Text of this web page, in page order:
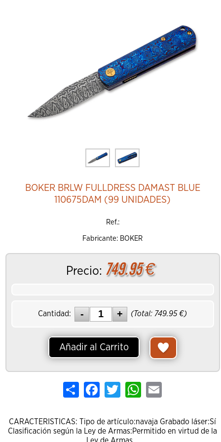
BOKER BRLW FULLDRESS DAMAST BLUE
110675DAM (99 UNIDADES)
Ref.:
Fabricante: BOKER
Precio: 749.95€
Cantidad: (Total: 749.95 €)
Añadir al Carrito
Share FacebookTwitter WhatsApp
CARACTERISTICAS: Tipo de artículo:navaja Grabado láser:Sí
Clasificación según la Ley de Armas:Permitido en virtud de la